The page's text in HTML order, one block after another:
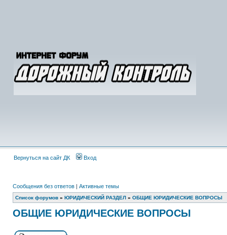
Вернуться на сайт ДК Вход
Сообщения без ответов | Активные темы
Список форумов » ЮРИДИЧЕСКИЙ РАЗДЕЛ » ОБЩИЕ ЮРИДИЧЕСКИЕ ВОПРОСЫ
ОБЩИЕ ЮРИДИЧЕСКИЕ ВОПРОСЫ